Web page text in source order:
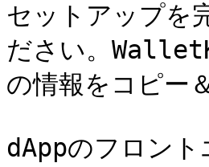
セットアップ
ださい。
の情報をコピー
dAppのフロン